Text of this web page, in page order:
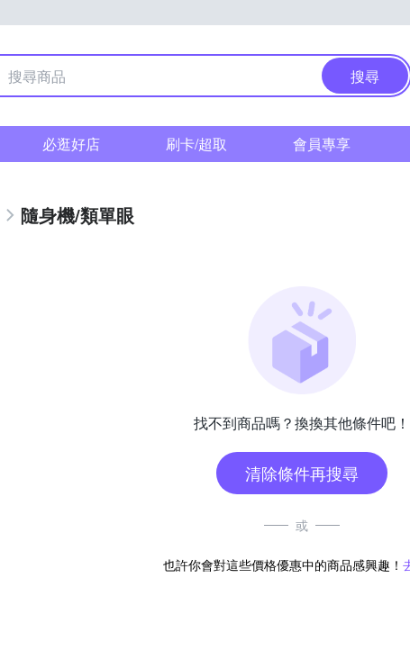
搜尋
必逛好店 刷卡/超取 會員專享
隨身機/類單眼
找不到商品嗎？換換其他條件吧！
清除條件再搜尋
或
也許你會對這些價格優惠中的商品感興趣！